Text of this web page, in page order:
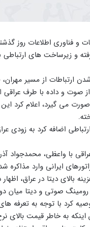
و فناوری اطلاعات روز
و زیرساخت های
از صوت و داده با طرف
از طریق ۶ مسیر صورت می گیرد،
اضافه کرد به زودی
با واعظی، محمدجواد
ایرانی وارد
بالای دیتا در عراق،
رومینگ صوتی و دیتا میان
کرد با توجه به تعرفه
به خاطر قیمت بالای